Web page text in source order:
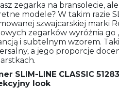
zegarka na bransolecie,
modele? W takim razie
szwajcarskiej marki
zegarków wyróżnia go
i subtelnym wzorem.
a jego proporcje
SLIM-LINE CLASSIC
look